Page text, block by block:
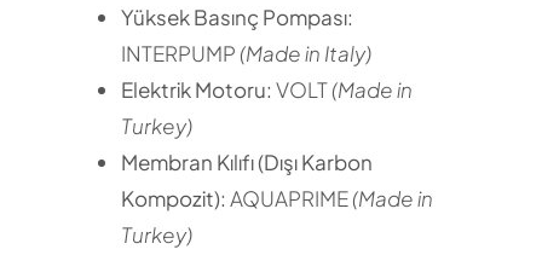
Yüksek Basınç Pompası:
INTERPUMP (Made in Italy)
Elektrik Motoru: VOLT(Made in
Turkey)
Membran Kılıfı (Dışı Karbon
Kompozit): AQUAPRIME(Made in
Turkey)